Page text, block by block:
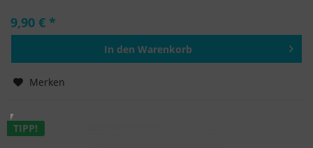
9,90 € *
In den Warenkorb
Merken
TIPP!